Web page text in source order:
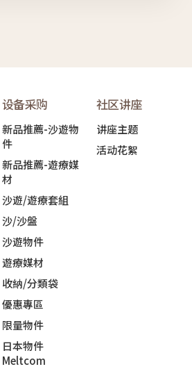
设备采购
新品推薦-沙遊物
件
新品推薦-遊療媒
材
沙遊/遊療套組
沙/沙盤
沙遊物件
遊療媒材
收納/分類袋
優惠專區
限量物件
日本物件
Meltcom
社区讲座
讲座主题
活动花絮